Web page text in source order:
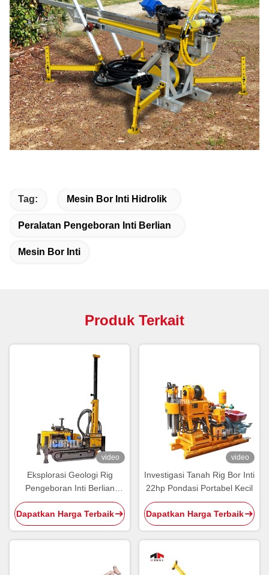
Tag: Mesin Bor Inti Hidrolik
Peralatan Pengeboran Inti Berlian
Mesin Bor Inti
Produk Terkait
video
Eksplorasi Geologi Rig
Pengeboran Inti Berlian
300mm Dan Rig
Pertambangan
Dapatkan Harga Terbaik
video
Investigasi Tanah Rig Bor Inti
22hp Pondasi Portabel Kecil
Dapatkan Harga Terbaik